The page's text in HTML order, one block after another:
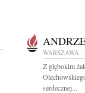
WARSZAWA
Z głębokim
serdecznej...